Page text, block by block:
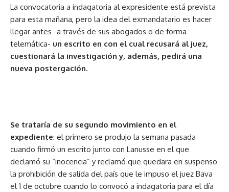
La convocatoria a indagatoria al expresidente está prevista
para esta mañana, pero la idea del exmandatario es hacer
llegar antes -a través de sus abogados o de forma
telemática- un escrito en con el cual recusará al juez,
cuestionará la investigación y, además, pedirá una
nueva postergación.
Se trataría de su segundo movimiento en el
expediente: el primero se produjo la semana pasada
cuando firmó un escrito junto con Lanusse en el que
declamó su “inocencia” y reclamó que quedara en suspenso
la prohibición de salida del país que le impuso el juez Bava
el 1 de octubre cuando lo convocó a indagatoria para el día